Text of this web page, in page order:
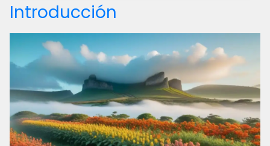
Introducción